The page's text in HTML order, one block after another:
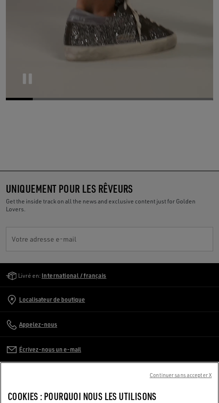
UNIQUEMENT POUR LES RÊVEURS
Get the inside track on all the news and exclusive content just for Golden
Lovers.
Votre adresse e-mail
Livré en: International / français
Localisateur de boutique
Appelez-nous
Écrivez-nous un e-mail
ENTREPRISE
COOKIES : POURQUOI NOUS LES UTILISONS
Continuer sans accepter X